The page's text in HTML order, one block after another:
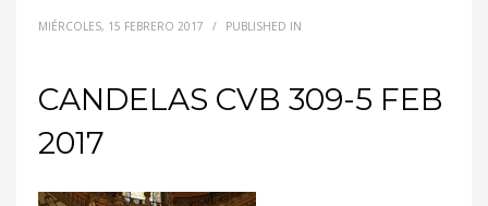
MIÉRCOLES, 15 FEBRERO 2017 / PUBLISHED IN
CANDELAS CVB 309-5 FEB
2017